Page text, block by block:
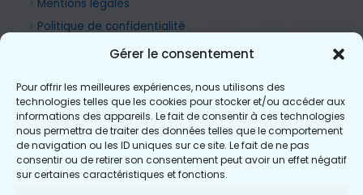
Gérer le consentement
Pour offrir les meilleures expériences, nous utilisons des
technologies telles que les cookies pour stocker et/ou accéder aux
informations des appareils. Le fait de consentir à ces technologies
nous permettra de traiter des données telles que le comportement
de navigation ou les ID uniques sur ce site. Le fait de ne pas
consentir ou de retirer son consentement peut avoir un effet négatif
sur certaines caractéristiques et fonctions.
> Mentions légales
> Politique de confidentialité